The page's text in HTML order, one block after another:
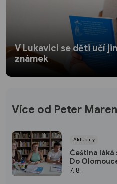
V Lukavici se děti učí
známek
Více od Peter
Aktuality
Čeština láká
Do
poznat
7. 8.